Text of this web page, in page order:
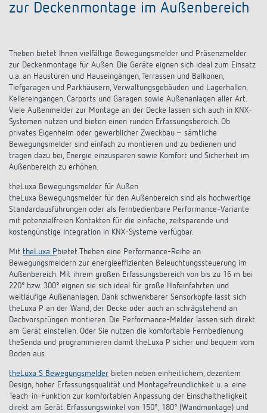
zur Deckenmontage im Außenbereich
Theben bietet Ihnen vielfältige Bewegungsmelder und Präsenzmelder
zur Deckenmontage für Außen. Die Geräte eignen sich ideal zum Einsatz
u.a. an Haustüren und Hauseingängen, Terrassen und Balkonen,
Tiefgaragen und Parkhäusern, Verwaltungsgebäuden und Lagerhallen,
Kellereingängen, Carports und Garagen sowie Außenanlagen aller Art.
Viele Außenmelder zur Montage an der Decke lassen sich auch in KNX-
Systemen nutzen und bieten einen runden Erfassungsbereich. Ob
privates Eigenheim oder gewerblicher Zweckbau – sämtliche
Bewegungsmelder sind einfach zu montieren und zu bedienen und
tragen dazu bei, Energie einzusparen sowie Komfort und Sicherheit im
Außenbereich zu erhöhen.
theLuxa Bewegungsmelder für Außen
theLuxa Bewegungsmelder für den Außenbereich sind als hochwertige
Standardausführungen oder als fernbedienbare Performance-Variante
mit potenzialfreien Kontakten für die einfache, zeitsparende und
kostengünstige Integration in KNX-Systeme verfügbar.
Mit theLuxa Pbietet Theben eine Performance-Reihe an
Bewegungsmeldern zur energieeffizienten Beleuchtungssteuerung im
Außenbereich. Mit ihrem großen Erfassungsbereich von bis zu 16 m bei
220° bzw. 300° eignen sie sich ideal für große Hofeinfahrten und
weitläufige Außenanlagen. Dank schwenkbarer Sensorköpfe lässt sich
theLuxa P an der Wand, der Decke oder auch an schrägstehend an
Dachvorsprüngen montieren. Die Performance-Melder lassen sich direkt
am Gerät einstellen. Oder Sie nutzen die komfortable Fernbedienung
theSenda und programmieren damit theLuxa P sicher und bequem vom
Boden aus.
theLuxa S Bewegungsmelder bieten neben einheitlichem, dezentem
Design, hoher Erfassungsqualität und Montagefreundlichkeit u. a. eine
Teach-in-Funktion zur komfortablen Anpassung der Einschalthelligkeit
direkt am Gerät. Erfassungswinkel von 150°, 180° (Wandmontage) und